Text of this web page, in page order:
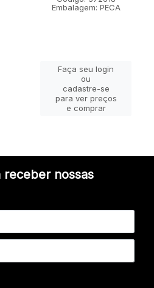
Embalagem: PECA
Faça seu login
ou
cadastre-se
para ver preços
e comprar
receber nossas